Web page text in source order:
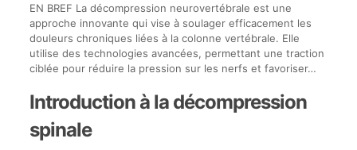
EN BREF La décompression neurovertébrale est une
approche innovante qui vise à soulager efficacement les
douleurs chroniques liées à la colonne vertébrale. Elle
utilise des technologies avancées, permettant une traction
ciblée pour réduire la pression sur les nerfs et favoriser…
Introduction à la décompression
spinale